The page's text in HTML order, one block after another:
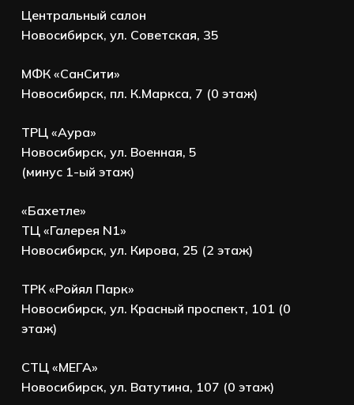
Центральный салон
Новосибирск, ул. Советская, 35
МФК «СанСити»
Новосибирск, пл. К.Маркса, 7 (0 этаж)
ТРЦ «Аура»
Новосибирск, ул. Военная, 5
(минус 1-ый этаж)
«Бахетле»
ТЦ «Галерея N1»
Новосибирск, ул. Кирова, 25 (2 этаж)
ТРК «Ройял Парк»
Новосибирск, ул. Красный проспект, 101 (0
этаж)
СТЦ «МЕГА»
Новосибирск, ул. Ватутина, 107 (0 этаж)